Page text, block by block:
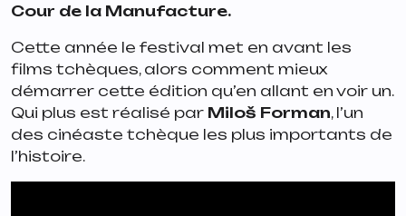
Cour de la Manufacture.
Cette année le festival met en avant les
films tchèques, alors comment mieux
démarrer cette édition qu’en allant en voir un.
Qui plus est réalisé par Miloš Forman, l’un
des cinéaste tchèque les plus importants de
l’histoire.